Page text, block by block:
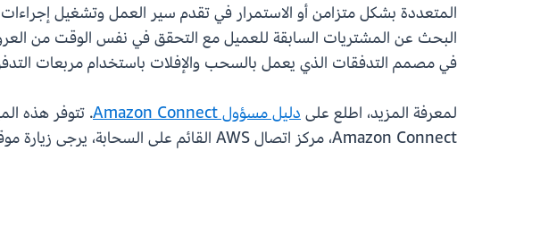
البحث عن المشتريات السابقة للعميل مع التحقق في نفس الوقت من
في مصمم التدفقات الذي يعمل بالسحب والإفلات باستخدام مربعات
لمعرفة المزيد، اطلع علىدليل مسؤول Amazon Connect . تتوفر هذه
Amazon Connect، مركز اتصال AWS القائم على السحابة، يرجى زيارة موقع